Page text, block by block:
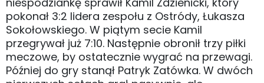
pokonał 3:2 lidera zespołu z Ostródy, Łukasza
Sokołowskiego. W piątym secie Kamil
przegrywał już 7:10. Następnie obronił trzy piłki
meczowe, by ostatecznie wygrać na przewagi.
Później do gry stanął Patryk Zatówka. W dwóch